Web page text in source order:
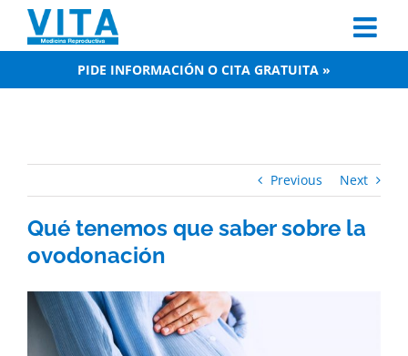
content
PIDE INFORMACIÓN O CITA GRATUITA »
Previous Next
Qué tenemos que saber sobre la
ovodonación
View
Larger
Image